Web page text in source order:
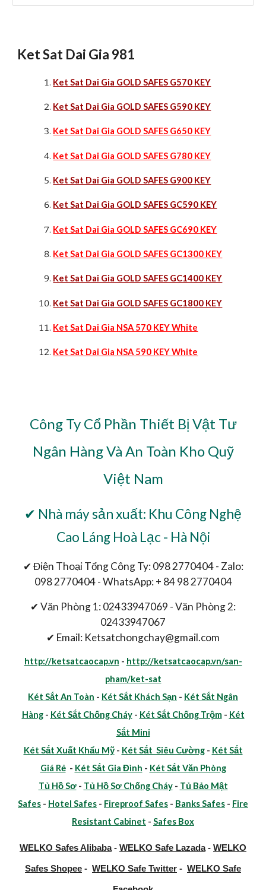
Ket Sat Dai Gia 981
Ket Sat Dai Gia GOLD SAFES G570 KEY
Ket Sat Dai Gia GOLD SAFES G590 KEY
Ket Sat Dai Gia GOLD SAFES G650 KEY
Ket Sat Dai Gia GOLD SAFES G780 KEY
Ket Sat Dai Gia GOLD SAFES G900 KEY
Ket Sat Dai Gia GOLD SAFES GC590 KEY
Ket Sat Dai Gia GOLD SAFES GC690 KEY
Ket Sat Dai Gia GOLD SAFES GC1300 KEY
Ket Sat Dai Gia GOLD SAFES GC1400 KEY
Ket Sat Dai Gia GOLD SAFES GC1800 KEY
Ket Sat Dai Gia NSA 570 KEY White
Ket Sat Dai Gia NSA 590 KEY White
Công Ty Cổ Phần Thiết Bị Vật Tư
Ngân Hàng Và An Toàn Kho Quỹ
Việt Nam
✔ Nhà máy sản xuất: Khu Công Nghệ
Cao Láng Hoà Lạc - Hà Nội
✔ Điện Thoại Tổng Công Ty: 098 2770404 - Zalo:
098 2770404 - WhatsApp: + 84 98 2770404
✔ Văn Phòng 1: 02433947069 - Văn Phòng 2:
02433947067
✔ Email: Ketsatchongchay@gmail.com
http://ketsatcaocap.vn - http://ketsatcaocap.vn/san-
pham/ket-sat
Két Sắt An Toàn - Két Sắt Khách Sạn - Két Sắt Ngân
Hàng- Két Sắt Chống Cháy- Két Sắt Chống Trộm- Két
Sắt Mini
Két Sắt Xuất Khẩu Mỹ- Két Sắt Siêu Cường- Két Sắt
Giá Rẻ- Két Sắt Gia Đình - Két Sắt Văn Phòng
Tủ Hồ Sơ- Tủ Hồ Sơ Chống Cháy- Tủ Bảo Mật
Safes - Hotel Safes - Fireproof Safes - Banks Safes - Fire
Resistant Cabinet - Safes Box
WELKO Safes Alibaba- WELKO Safe Lazada- WELKO
Safes Shopee - WELKO Safe Twitter - WELKO Safe